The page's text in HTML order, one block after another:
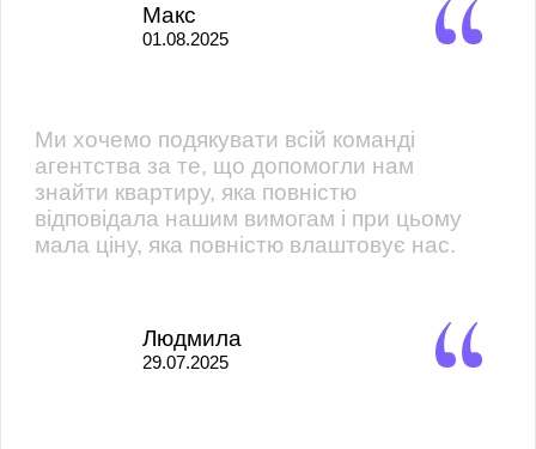
Макс
01.08.2025
Ми хочемо подякувати всій команді
агентства за те, що допомогли нам
знайти квартиру, яка повністю
відповідала нашим вимогам і при цьому
мала ціну, яка повністю влаштовує нас.
Людмила
29.07.2025